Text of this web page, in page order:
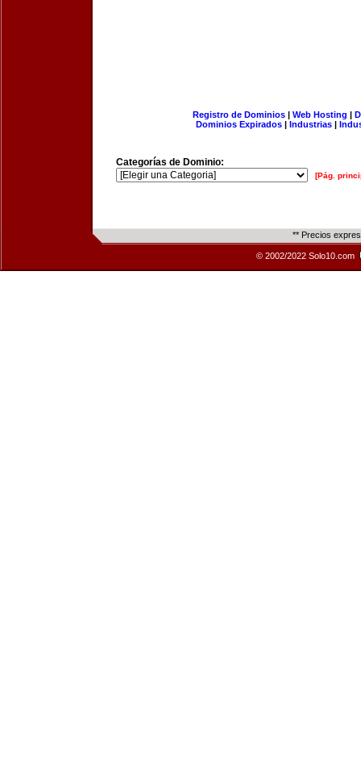
Registro de Dominios| Web Hosting |
Dominios Expirados | Industrias |
Categorías de Dominio:
[Pág.
** Precios
© 2002/2022 Solo10.com